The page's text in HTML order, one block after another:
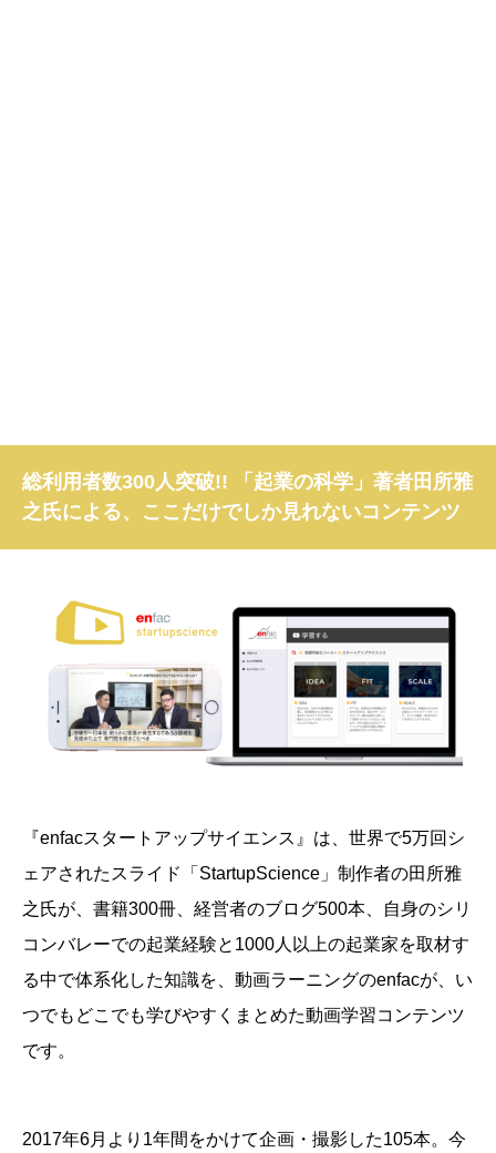
総利用者数300人突破!! 「起業の科学」著者田所雅
之氏による、ここだけでしか見れないコンテンツ
『enfacスタートアップサイエンス』は、 世界で5万回シ
ェアされたスライド「StartupScience」制作者の田所雅
之氏が、書籍300冊、経営者のブログ500本、自身のシリ
コンバレーでの起業経験と1000人以上の起業家を取材す
る中で体系化した知識を、動画ラーニングのenfacが、い
つでもどこでも学びやすくまとめた動画学習コンテンツ
です。
2017年6月より1年間をかけて企画・撮影した105本。今